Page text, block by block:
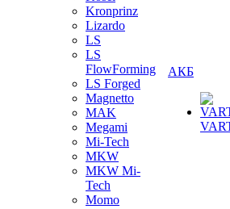
Kronprinz
Lizardo
LS
LS
FlowForming
LS Forged
Magnetto
MAK
Megami
Mi-Tech
MKW
MKW Mi-
Tech
Momo
АКБ